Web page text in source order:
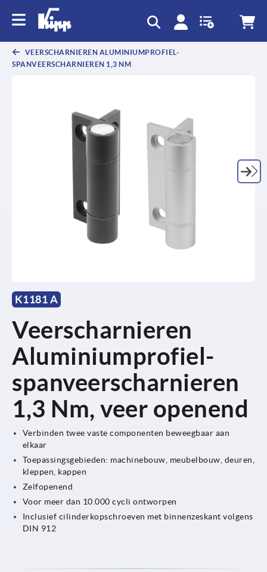
VEERSCHARNIEREN ALUMINIUMPROFIEL-
SPANVEERSCHARNIEREN 1,3 NM
K1181 A
Veerscharnieren
Aluminiumprofiel-
spanveerscharnieren
1,3 Nm, veer openend
Verbinden twee vaste componenten beweegbaar aan
elkaar
Toepassingsgebieden: machinebouw, meubelbouw, deuren,
kleppen, kappen
Zelfopenend
Voor meer dan 10.000 cycli ontworpen
Inclusief cilinderkopschroeven met binnenzeskant volgens
DIN 912